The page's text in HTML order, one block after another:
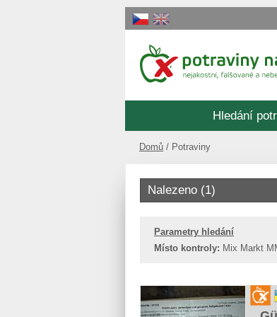
Hledání
Domů Potraviny
Nalezeno (1)
Parametry hledání
Místo kontroly: Mix Markt